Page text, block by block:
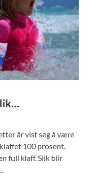
år vist seg å være
100 prosent.
full klaff. Slik blir